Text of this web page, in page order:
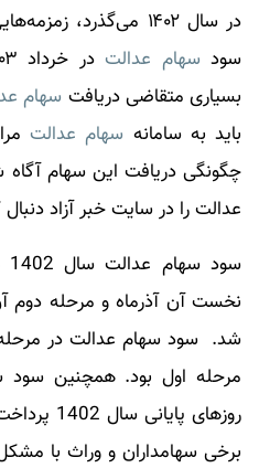
در سال ۱۴۰۲ می‌گذرد،
سود سهام عدالت
بسیاری متقاضی دریافت سهام
باید به سامانه سهام عدالت
چگونگی دریافت این سهام آگاه
عدالت را در سایت خبر آزاد دنبال
نخست آن آذرماه و مرحله دوم
مرحله اول بود. همچنین سود
روزهای
برخی سهامداران و وراث با